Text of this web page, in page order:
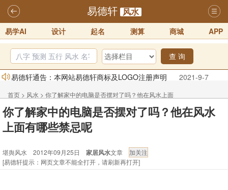
易德轩 风水
易学AI 设计 起名 测算 商城 APP
查 询
易德轩通告：本网站易德轩商标及LOGO注册声明
2021-9-7
易德轩易学ai，ai批八字紫微命理相学，ai智能体客服系统开通，欢迎
体验！！
2025-07-01
易德轩网重构及升能完成，欢迎大家来体验新程序及感觉！！
2026年化太岁锦囊属马、鼠、牛、龙、兔、狗、鸡生肖化太岁开始预
订！！
2025-10-01
首页 > 风水 > 你了解家中的电脑是否摆对了吗？他在风水上面
有哪些禁忌呢 - 堪舆风水
你了解家中的电脑是否摆对了吗？他在风水
上面有哪些禁忌呢
堪舆风水 2012年09月25日 家居风水文章
[易德轩提示：网页文章不能全打开，请刷新再打开]